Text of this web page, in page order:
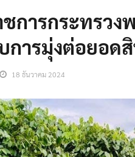
ชการกระทรว
การมุ่งต่อยอด
18 ธันวาคม 2024